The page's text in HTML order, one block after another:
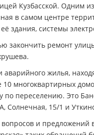
Кузбасской. Одним
в самом центре
здания, системы
закончить ремонт
аварийного жилья,
10 многоквартирных
переселению. Это
Солнечная, 15/1 и
и предложений